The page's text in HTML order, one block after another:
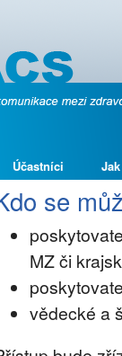
Účastníci
se
MZ či
vědecké a